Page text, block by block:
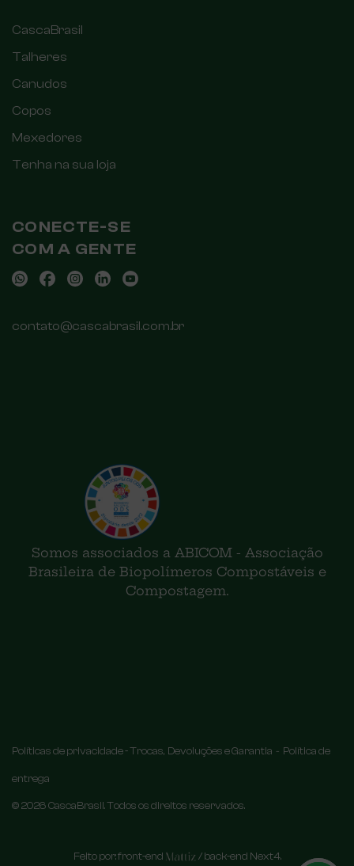
CascaBrasil
Talheres
Canudos
Copos
Mexedores
Tenha na sua loja
CONECTE-SE
COM A GENTE
contato@cascabrasil.com.br
Somos associados a ABICOM - Associação
Brasileira de Biopolímeros Compostáveis e
Compostagem.
Políticas de privacidade -Trocas, Devoluções e Garantia - Política de
entrega
© 2026 CascaBrasil. Todos os direitos reservados.
Feito por: front-end / back-end Next4.